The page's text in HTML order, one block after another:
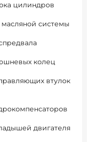
цилиндров
системы
колец
втулок
двигателя